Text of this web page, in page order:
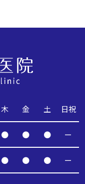
木 金 土 日祝
● ● ● ー
● ● ● ー